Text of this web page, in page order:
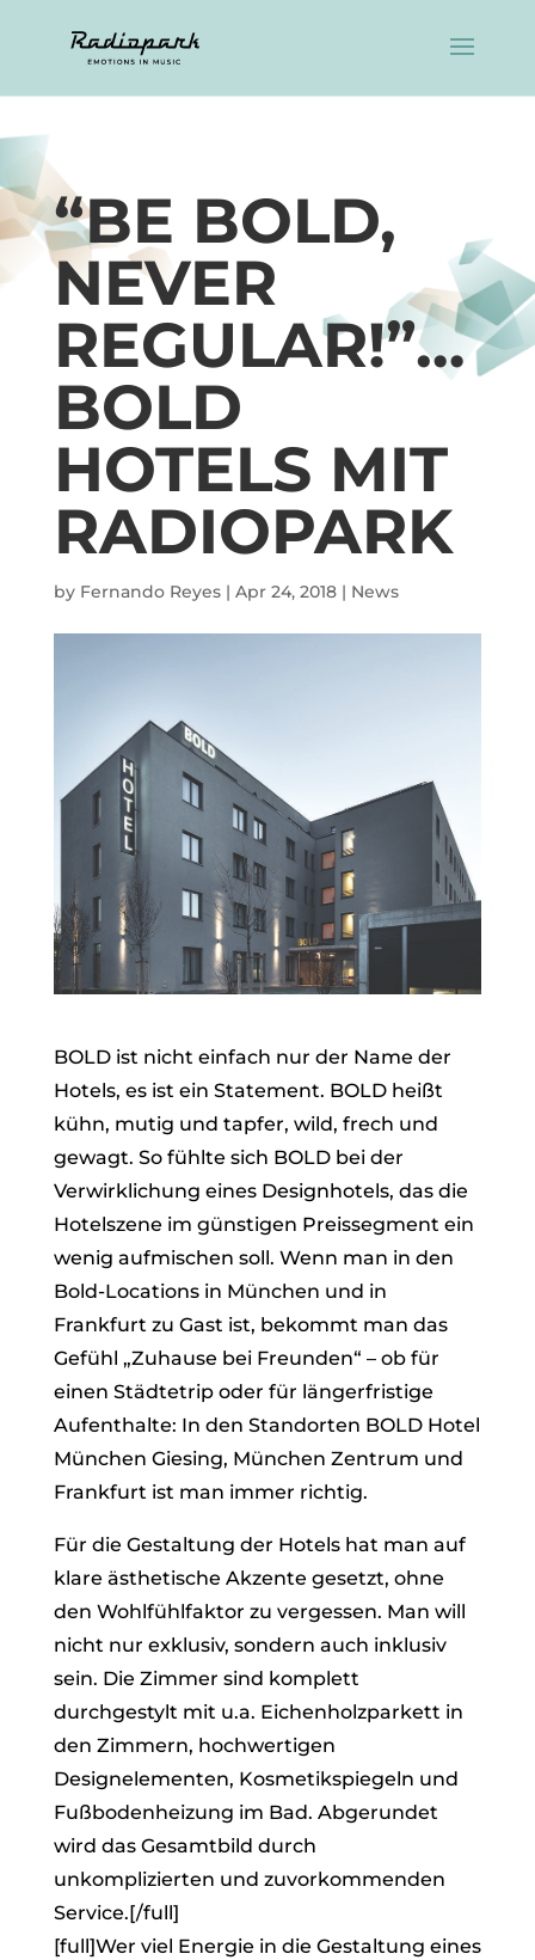
“BE BOLD,
NEVER
REGULAR!”…
BOLD
HOTELS MIT
RADIOPARK
by Fernando Reyes| Apr 24, 2018| News
BOLD ist nicht einfach nur der Name der
Hotels, es ist ein Statement. BOLD heißt
kühn, mutig und tapfer, wild, frech und
gewagt. So fühlte sich BOLD bei der
Verwirklichung eines Designhotels, das die
Hotelszene im günstigen Preissegment ein
wenig aufmischen soll. Wenn man in den
Bold-Locations in München und in
Frankfurt zu Gast ist, bekommt man das
Gefühl „Zuhause bei Freunden“ – ob für
einen Städtetrip oder für längerfristige
Aufenthalte: In den Standorten BOLD Hotel
München Giesing, München Zentrum und
Frankfurt ist man immer richtig.
Für die Gestaltung der Hotels hat man auf
klare ästhetische Akzente gesetzt, ohne
den Wohlfühlfaktor zu vergessen. Man will
nicht nur exklusiv, sondern auch inklusiv
sein. Die Zimmer sind komplett
durchgestylt mit u.a. Eichenholzparkett in
den Zimmern, hochwertigen
Designelementen, Kosmetikspiegeln und
Fußbodenheizung im Bad. Abgerundet
wird das Gesamtbild durch
unkomplizierten und zuvorkommenden
Service.[/full]
[full]Wer viel Energie in die Gestaltung eines